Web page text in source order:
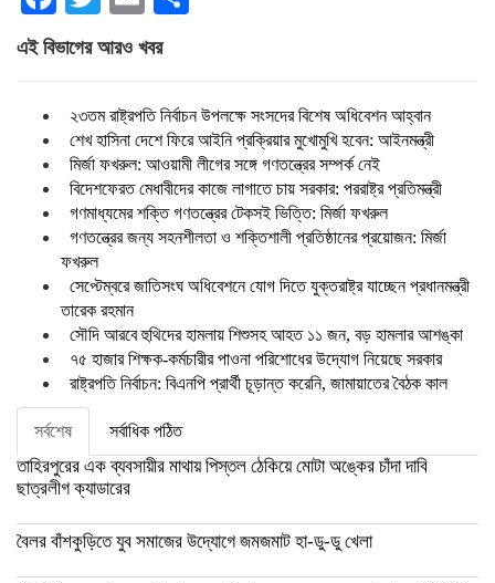
এই বিভাগের আরও খবর
২৩তম রাষ্ট্রপতি নির্বাচন উপলক্ষে সংসদের বিশেষ অধিবেশন আহ্বান
শেখ হাসিনা দেশে ফিরে আইনি প্রক্রিয়ার মুখোমুখি হবেন: আইনমন্ত্রী
মির্জা ফখরুল: আওয়ামী লীগের সঙ্গে গণতন্ত্রের সম্পর্ক নেই
বিদেশফেরত মেধাবীদের কাজে লাগাতে চায় সরকার: পররাষ্ট্র প্রতিমন্ত্রী
গণমাধ্যমের শক্তি গণতন্ত্রের টেকসই ভিত্তি: মির্জা ফখরুল
গণতন্ত্রের জন্য সহনশীলতা ও শক্তিশালী প্রতিষ্ঠানের প্রয়োজন: মির্জা
ফখরুল
সেপ্টেম্বরে জাতিসংঘ অধিবেশনে যোগ দিতে যুক্তরাষ্ট্র যাচ্ছেন প্রধানমন্ত্রী
তারেক রহমান
সৌদি আরবে হুথিদের হামলায় শিশুসহ আহত ১১ জন, বড় হামলার আশঙ্কা
৭৫ হাজার শিক্ষক-কর্মচারীর পাওনা পরিশোধের উদ্যোগ নিয়েছে সরকার
রাষ্ট্রপতি নির্বাচন: বিএনপি প্রার্থী চূড়ান্ত করেনি, জামায়াতের বৈঠক কাল
সর্বশেষ সর্বাধিক পঠিত
তাহিরপুরের এক ব্যবসায়ীর মাথায় পিস্তল ঠেকিয়ে মোটা অঙ্কের চাঁদা দাবি
ছাত্রলীগ ক্যাডারের
বৈলর বাঁশকুড়িতে যুব সমাজের উদ্যোগে জমজমাট হা-ডু-ডু খেলা